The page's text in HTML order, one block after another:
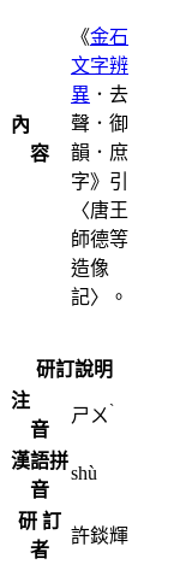
內
容
《金石
文字辨
異 ．去
聲．御
韻．庶
字》引
〈唐王
師德等
造像
記〉。
研訂說明
注
音
ㄕㄨ ˋ
漢語拼
音
shù
研 訂
者
許錟輝